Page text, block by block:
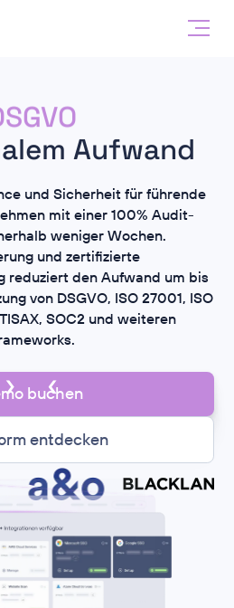
27001
NIS2
Aufwand
und Sicherheit für führende
mit einer 100% Audit-
weniger Wochen.
und zertifizierte
reduziert den Aufwand um bis
von DSGVO, ISO 27001, ISO
SOC2 und weiteren
buchen
entdecken